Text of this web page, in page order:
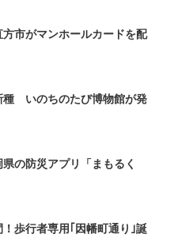
市がマンホールカードを配
種 いのちのたび博物館が発
の防災アプリ「まもるく
歩行者専用｢因幡町通り｣誕